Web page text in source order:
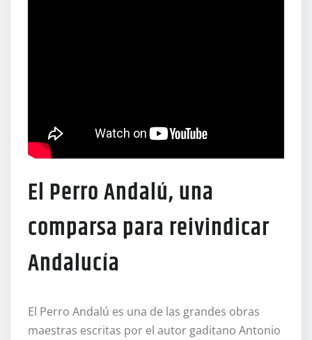
El Perro Andalú, una
comparsa para reivindicar
Andalucía
El Perro Andalú es una de las grandes obras
maestras escritas por el autor gaditano Antonio